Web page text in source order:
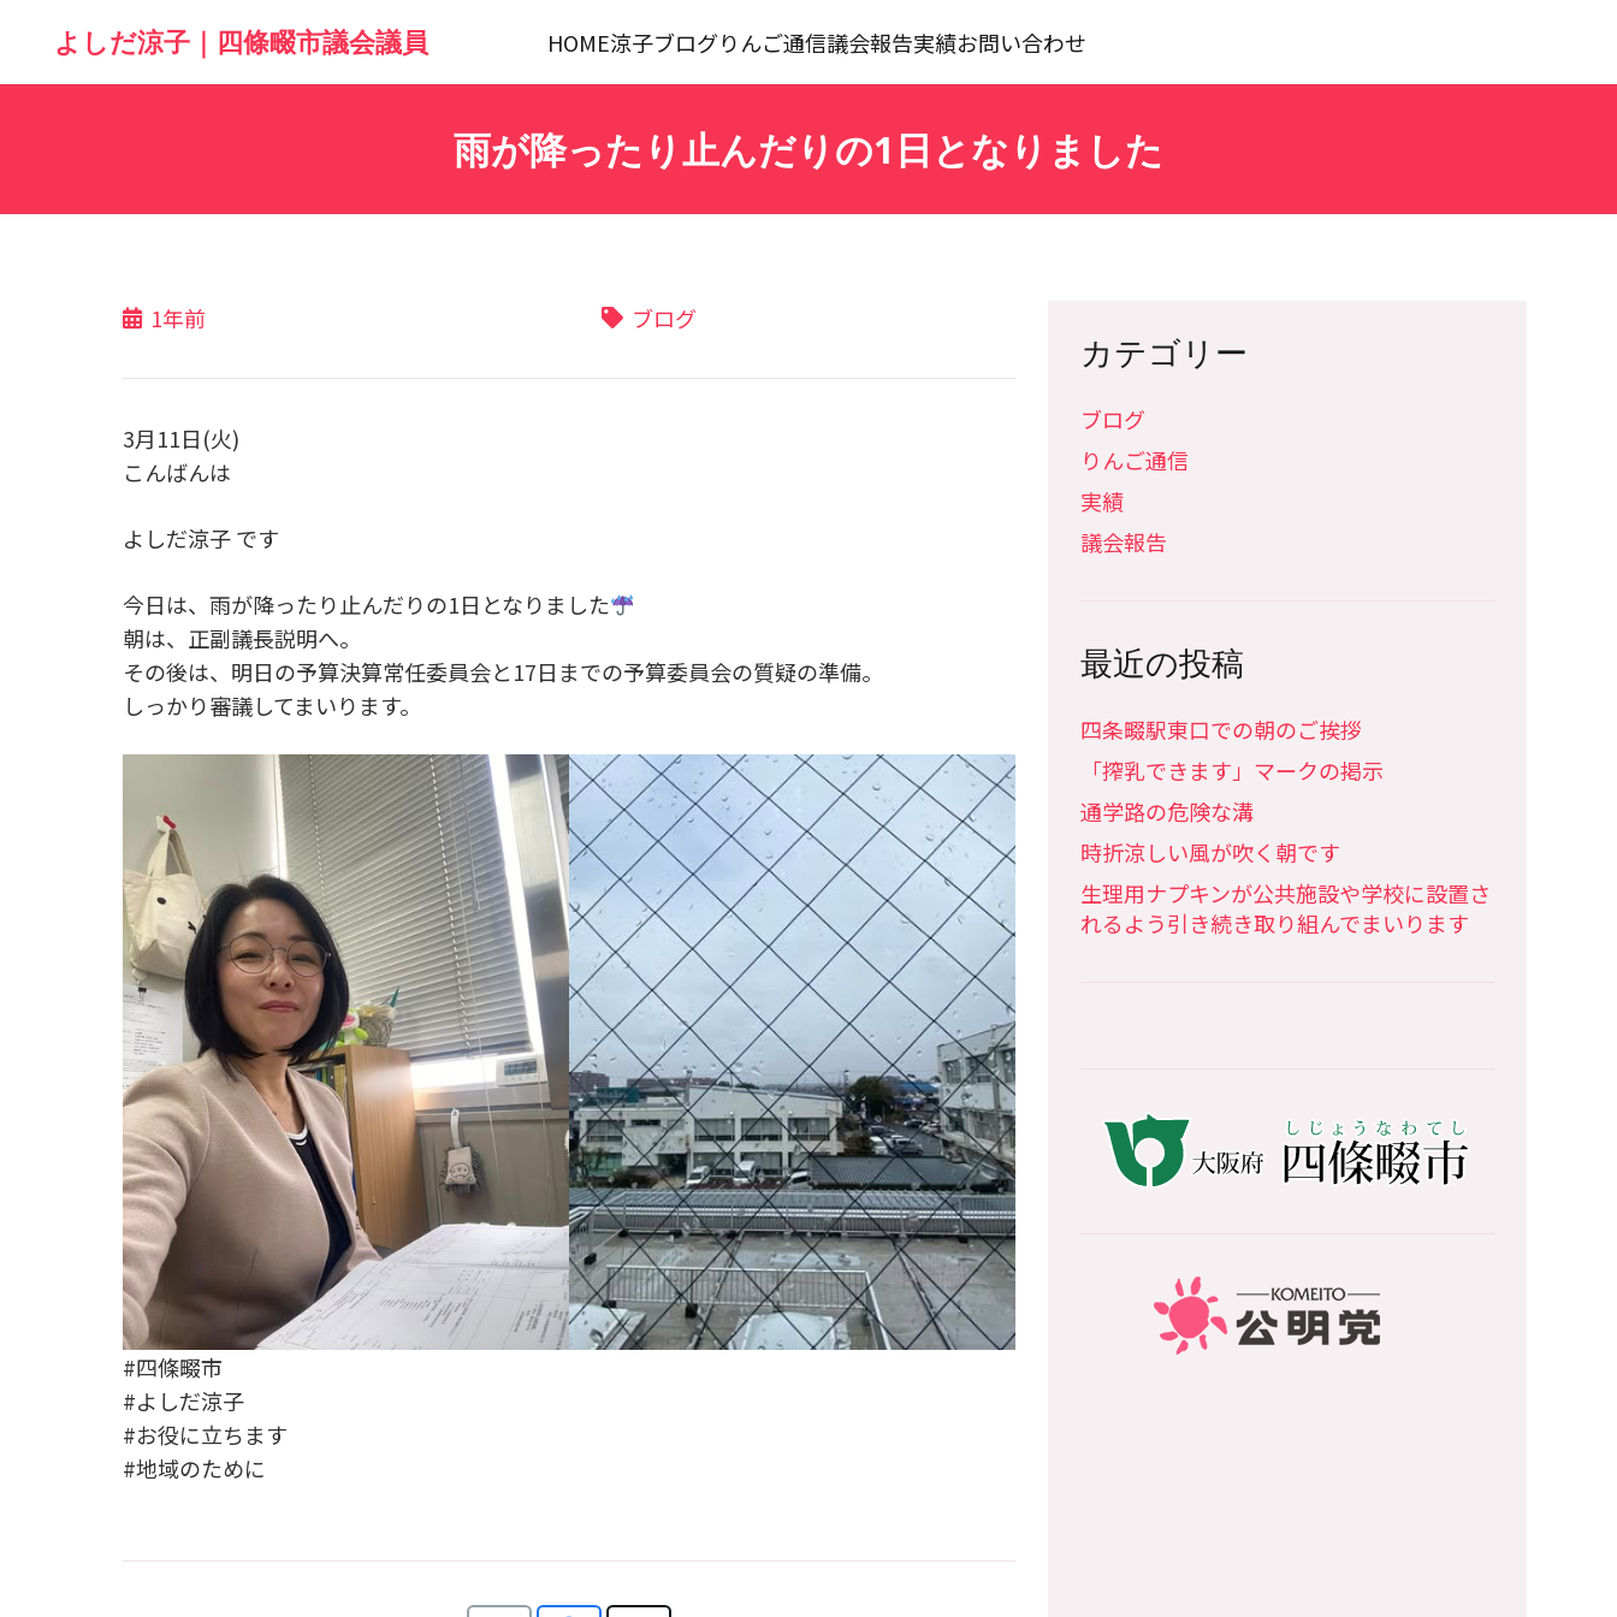
よしだ涼子｜四條畷市議会議員 HOME涼子ブログりんご通信議会報告実績お問い合わせ
雨が降ったり止んだりの1日となりました
1年前 ブログ
3月11日(火)
こんばんは
よしだ涼子 です
今日は、雨が降ったり止んだりの1日となりました
朝は、正副議長説明へ。
その後は、明日の予算決算常任委員会と17日までの予算委員会の質疑の準備。
しっかり審議してまいります。
#四條畷市
#よしだ涼子
#お役に立ちます
#地域のために
カテゴリー
ブログ
りんご通信
実績
議会報告
最近の投稿
四条畷駅東口での朝のご挨拶
「搾乳できます」マークの掲示
通学路の危険な溝
時折涼しい風が吹く朝です
生理用ナプキンが公共施設や学校に設置さ
れるよう引き続き取り組んでまいります